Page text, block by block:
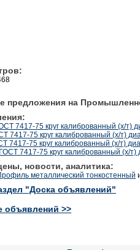
предложения на
7417-75 круг калиброванный (х/т)
7417-75 круг калиброванный (х/т)
7417-75 круг калиброванный (х/т)
7417-75 круг калиброванный (х/
новости, аналитика:
металлический тонкостенный
"Доска объявлений"
объявлений >>